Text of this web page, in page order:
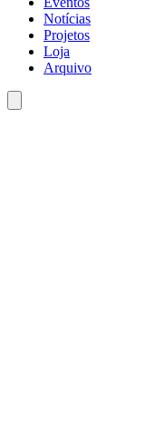
Notícias
Projetos
Loja
Arquivo